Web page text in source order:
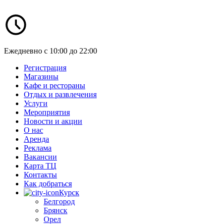
Ежедневно с 10:00 до 22:00
Регистрация
Магазины
Кафе и рестораны
Отдых и развлечения
Услуги
Мероприятия
Новости и акции
О нас
Аренда
Реклама
Вакансии
Карта ТЦ
Контакты
Как добраться
Курск
Белгород
Брянск
Орел